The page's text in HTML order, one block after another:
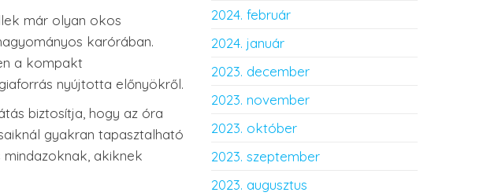
már olyan okos
karórában.
a kompakt
nyújtotta előnyökről.
biztosítja, hogy az óra
gyakran tapasztalható
akiknek
2024. február
2024. január
2023. december
2023. november
2023. október
2023. szeptember
2023. augusztus